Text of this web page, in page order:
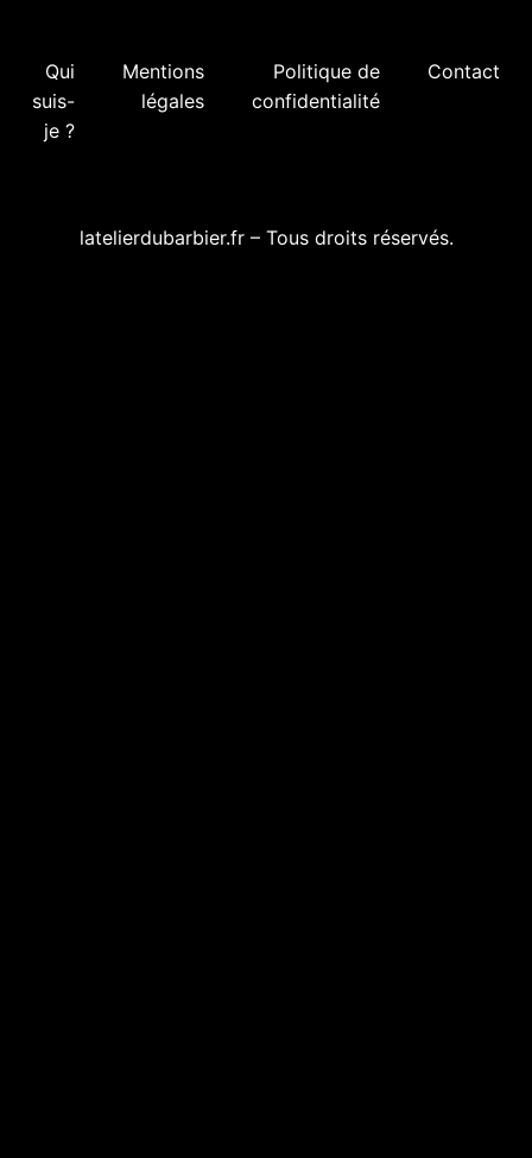
Qui
suis-
je ?
Mentions
légales
Politique de
confidentialité
Contact
latelierdubarbier.fr – Tous droits réservés.